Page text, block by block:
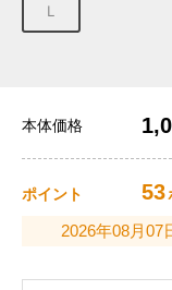
Ｌ
本体価格
ポイント 53
2026年08月07